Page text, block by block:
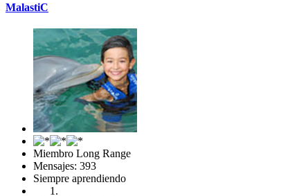
MalastiC
Miembro Long Range
Mensajes: 393
Siempre aprendiendo